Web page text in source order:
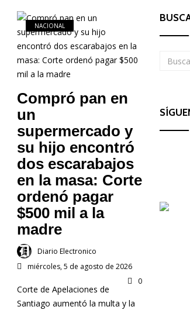
NACIONAL
Compró pan en
un
supermercado y
su hijo encontró
dos escarabajos
en la masa: Corte
ordenó pagar
$500 mil a la
madre
Diario Electronico
miércoles, 5 de agosto de 2026
0
Corte de Apelaciones de
Santiago aumentó la multa y la